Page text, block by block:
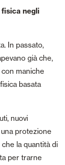
fisica negli
In passato,
già che,
maniche
basata
nuovi
protezione
la quantità di
per trarne